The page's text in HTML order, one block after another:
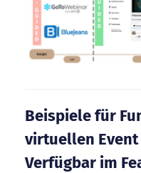
Beispiele für
virtuellen Event
Verfügbar im